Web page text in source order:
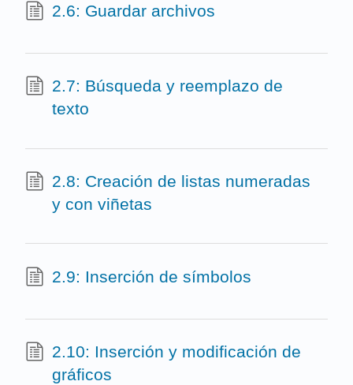
2.6: Guardar archivos
2.7: Búsqueda y reemplazo de
texto
2.8: Creación de listas numeradas
y con viñetas
2.9: Inserción de símbolos
2.10: Inserción y modificación de
gráficos